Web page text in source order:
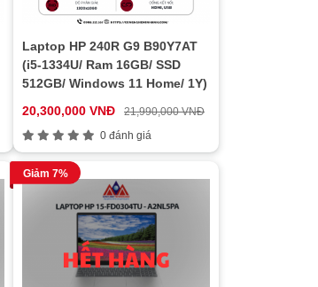
Laptop HP 240R G9 B90Y7AT
(i5-1334U/ Ram 16GB/ SSD
512GB/ Windows 11 Home/ 1Y)
20,300,000 VNĐ
21,990,000 VNĐ
0 đánh giá
Giảm 7%